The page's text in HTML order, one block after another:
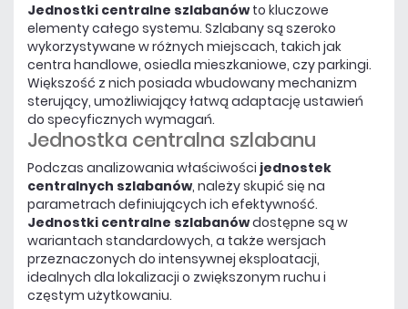
Jednostki centralne szlabanówto kluczowe
elementy całego systemu. Szlabany są szeroko
wykorzystywane w różnych miejscach, takich jak
centra handlowe, osiedla mieszkaniowe, czy parkingi.
Większość z nich posiada wbudowany mechanizm
sterujący, umożliwiający łatwą adaptację ustawień
do specyficznych wymagań.
Jednostka centralna szlabanu
Podczas analizowania właściwości jednostek
centralnych szlabanów, należy skupić się na
parametrach definiujących ich efektywność.
Jednostki centralne szlabanówdostępne są w
wariantach standardowych, a także wersjach
przeznaczonych do intensywnej eksploatacji,
idealnych dla lokalizacji o zwiększonym ruchu i
częstym użytkowaniu.